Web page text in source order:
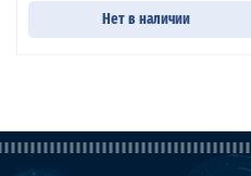
Нет в наличии